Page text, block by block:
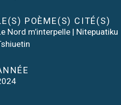
POÈME(S) CITÉ(S)
Nord m’interpelle | Nitepuatiku